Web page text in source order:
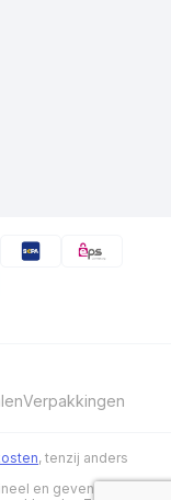
Verpakkingen
, tenzij anders
en geven niet aan